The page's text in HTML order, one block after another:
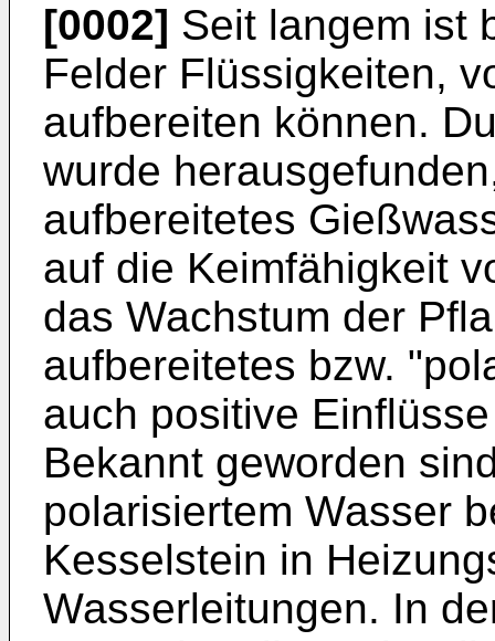
[0002] Seit langem ist
Felder Flüssigkeiten,
aufbereiten können.
wurde
aufbereitetes
auf die Keimfähigkeit
das Wachstum der
aufbereitetes bzw.
auch positive
Bekannt geworden
polarisiertem Wasser
Kesselstein in
Wasserleitungen. In